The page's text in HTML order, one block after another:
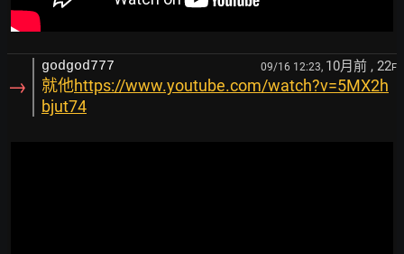
→
godgod777 09/16 12:23, 10月前 , 22F
就他https://www.youtube.com/watch?v=5MX2h
bjut74